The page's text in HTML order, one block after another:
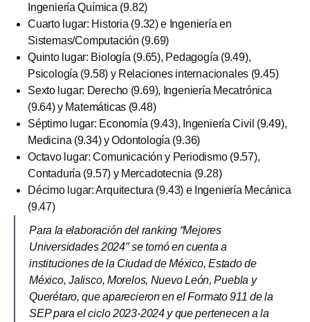
Ingeniería Química (9.82)
Cuarto lugar: Historia (9.32) e Ingeniería en
Sistemas/Computación (9.69)
Quinto lugar: Biología (9.65), Pedagogía (9.49),
Psicología (9.58) y Relaciones internacionales (9.45)
Sexto lugar: Derecho (9.69), Ingeniería Mecatrónica
(9.64) y Matemáticas (9.48)
Séptimo lugar: Economía (9.43), Ingeniería Civil (9.49),
Medicina (9.34) y Odontología (9.36)
Octavo lugar: Comunicación y Periodismo (9.57),
Contaduría (9.57) y Mercadotecnia (9.28)
Décimo lugar: Arquitectura (9.43) e Ingeniería Mecánica
(9.47)
Para la elaboración del ranking “Mejores
Universidades 2024″ se tomó en cuenta a
instituciones de la Ciudad de México, Estado de
México, Jalisco, Morelos, Nuevo León, Puebla y
Querétaro, que aparecieron en el Formato 911 de la
SEP para el ciclo 2023-2024 y que pertenecen a la